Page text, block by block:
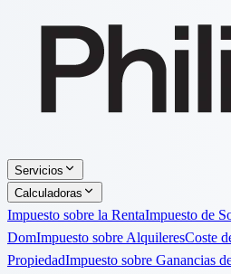
Servicios
Calculadoras
Impuesto sobre la RentaImpuesto de
DomImpuesto sobre AlquileresCoste
PropiedadImpuesto sobre Ganancias